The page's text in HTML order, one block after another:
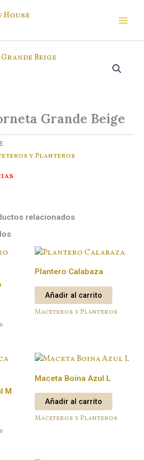
Grande Beige
y Planteros
relacionados
Plantero Calabaza
Añadir al carrito
Maceteros y Planteros
M
Maceta Boina Azul L
Añadir al carrito
Maceteros y Planteros